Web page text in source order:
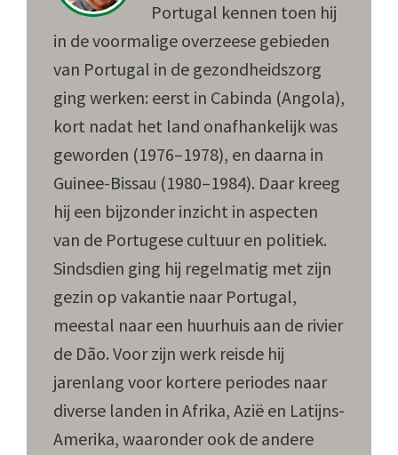
Portugal kennen toen hij
in de voormalige overzeese gebieden
van Portugal in de gezondheidszorg
ging werken: eerst in Cabinda (Angola),
kort nadat het land onafhankelijk was
geworden (1976–1978), en daarna in
Guinee-Bissau (1980–1984). Daar kreeg
hij een bijzonder inzicht in aspecten
van de Portugese cultuur en politiek.
Sindsdien ging hij regelmatig met zijn
gezin op vakantie naar Portugal,
meestal naar een huurhuis aan de rivier
de Dão. Voor zijn werk reisde hij
jarenlang voor kortere periodes naar
diverse landen in Afrika, Azië en Latijns-
Amerika, waaronder ook de andere